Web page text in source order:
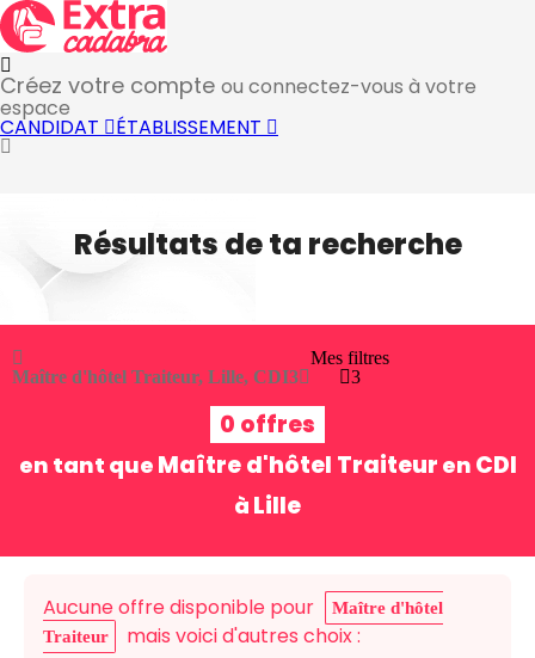
Créez votre compte ou connectez-vous à votre
espace
CANDIDAT ÉTABLISSEMENT
Résultats de ta recherche
Maître d'hôtel Traiteur, Lille, CDI3
Mes filtres
3
0 offres
en tant que Maître d'hôtel Traiteur en CDI
à Lille
Aucune offre disponible pour
Maître d'hôtel
Traiteur
mais voici d'autres choix :